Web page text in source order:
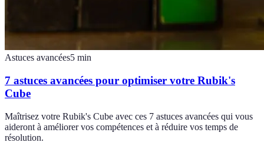
Astuces avancées5 min
7 astuces avancées pour optimiser votre Rubik's
Cube
Maîtrisez votre Rubik's Cube avec ces 7 astuces avancées qui vous
aideront à améliorer vos compétences et à réduire vos temps de
résolution.